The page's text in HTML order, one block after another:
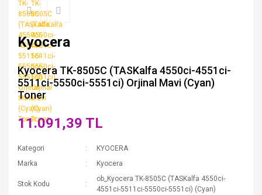
Kyocera
Kyocera TK-8505C (TASKalfa 4550ci-4551ci-
5511ci-5550ci-5551ci) Orjinal Mavi (Cyan)
Toner
11.091,39 TL
Kategori
KYOCERA
Marka
Kyocera
Stok Kodu
ob_Kyocera TK-8505C (TASKalfa 4550ci-
4551ci-5511ci-5550ci-5551ci) (Cyan)